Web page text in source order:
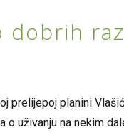
dobrih
prelijepoj planini
o uživanju na nekim